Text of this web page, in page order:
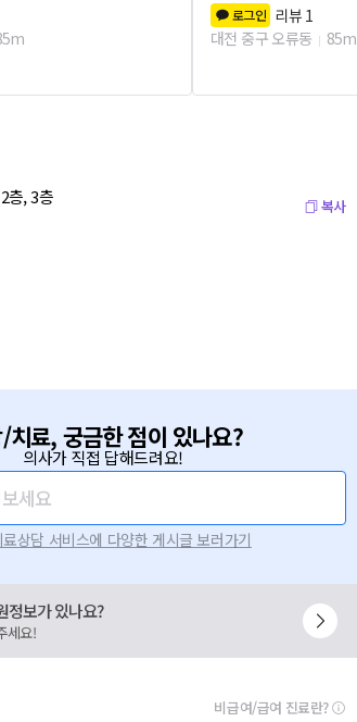
로그인 리뷰 1
대전 중구 오류동
85m
층, 3층 복사
치료, 궁금한 점이 있나요?
의사가 직접 답해드려요!
세요
상담 서비스에 다양한 게시글 보러가기
정보가 있나요?
세요!
비급여/급여 진료란?